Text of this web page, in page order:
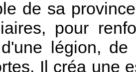
de sa
pour
légion,
Il créa une